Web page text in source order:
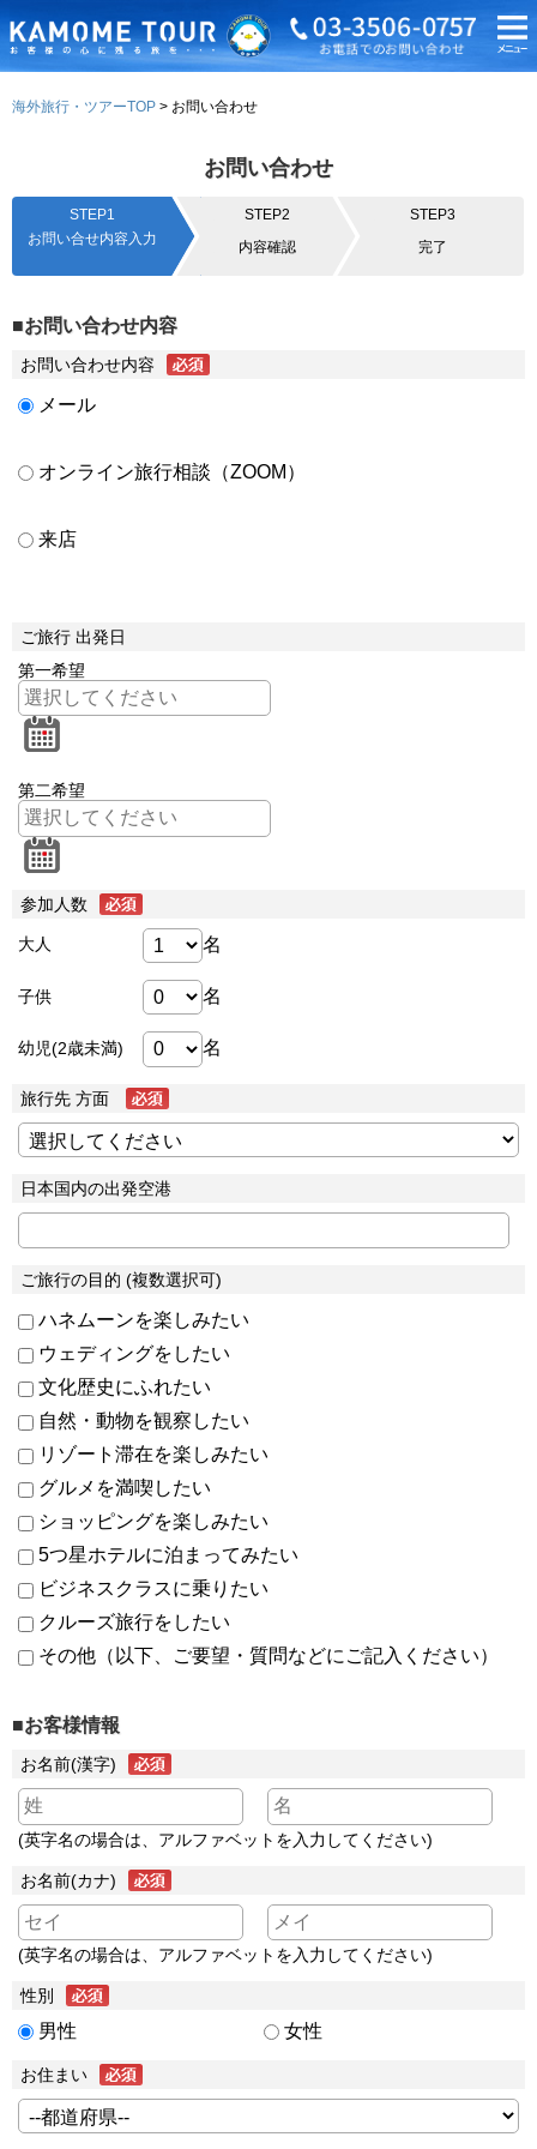
海外旅行・ツアーTOP お問い合わせ
お問い合わせ
STEP1
お問い合せ内容入力
STEP2
内容確認
STEP3
完了
■お問い合わせ内容
お問い合わせ内容
メール
オンライン旅行相談（ZOOM）
来店
ご旅行 出発日
第一希望
第二希望
参加人数
大人 名
子供 名
幼児(2歳未満) 名
旅行先 方面
日本国内の出発空港
ご旅行の目的 (複数選択可)
ハネムーンを楽しみたい
ウェディングをしたい
文化歴史にふれたい
自然・動物を観察したい
リゾート滞在を楽しみたい
グルメを満喫したい
ショッピングを楽しみたい
5つ星ホテルに泊まってみたい
ビジネスクラスに乗りたい
クルーズ旅行をしたい
その他（以下、ご要望・質問などにご記入ください）
■お客様情報
お名前(漢字)
(英字名の場合は、アルファベットを入力してください)
お名前(カナ)
(英字名の場合は、アルファベットを入力してください)
性別
男性 女性
お住まい